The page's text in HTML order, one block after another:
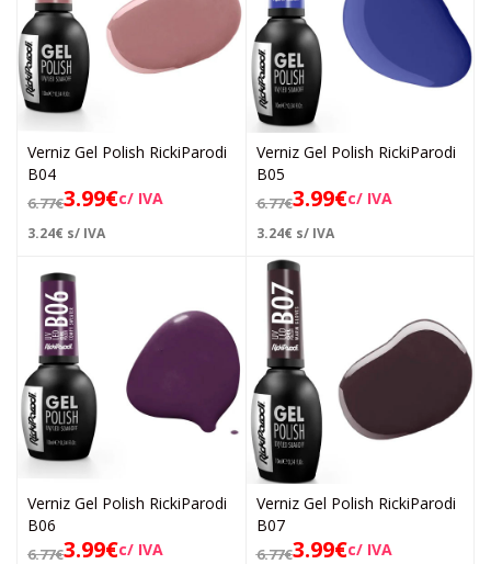
Verniz Gel Polish RickiParodi
B04
6.77€3.99€c/ IVA
3.24€ s/ IVA
Verniz Gel Polish RickiParodi
B05
6.77€3.99€c/ IVA
3.24€ s/ IVA
Verniz Gel Polish RickiParodi
B06
6.77€3.99€c/ IVA
Verniz Gel Polish RickiParodi
B07
6.77€3.99€c/ IVA